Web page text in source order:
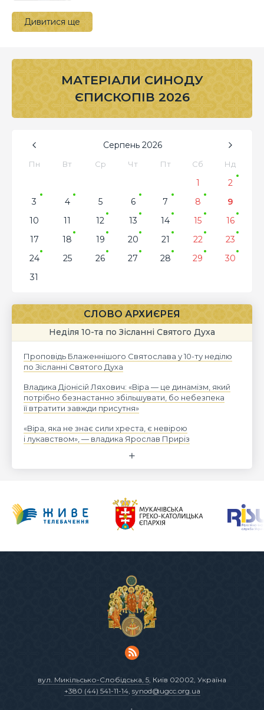
Дивитися ще
МАТЕРІАЛИ СИНОДУ
ЄПИСКОПІВ 2026
Серпень 2026
Пн Вт Ср Чт Пт Сб Нд
1
2
3
4 5 6 7 8
9
10
11 12 13 14 15
16
17
18 19 20 21 22
23
24
25 26 27 28 29
30
31
СЛОВО АРХИЄРЕЯ
Неділя 10-та по Зісланні Святого Духа
Проповідь Блаженнішого Святослава у 10-ту неділю
по Зісланні Святого Духа
Владика Діонісій Ляхович: «Віра — це динамізм, який
потрібно безнастанно збільшувати, бо небезпека
її втратити завжди присутня»
«Віра, яка не знає сили хреста, є невірою
і лукавством», — владика Ярослав Приріз
вул. Микільсько-Слобідська, 5, Київ 02002, Україна
+380 (44) 541-11-14, synod@ugcc.org.ua